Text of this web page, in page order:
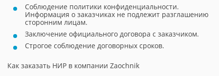
Соблюдение политики конфиденциальности.
Информация о заказчиках не подлежит разглашению
сторонним лицам.
Заключение официального договора с заказчиком.
Строгое соблюдение договорных сроков.
Как заказать НИР в компании Zaochnik